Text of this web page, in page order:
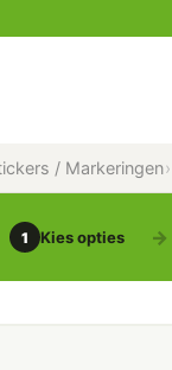
/ Markeringen›
1 Kies opties